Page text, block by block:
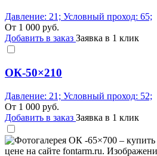
Давление: 21; Условный проход: 65;
От 1 000 руб.
Добавить в заказ Заявка в 1 клик
ОК-50×210
Давление: 21; Условный проход: 52;
От 1 000 руб.
Добавить в заказ Заявка в 1 клик